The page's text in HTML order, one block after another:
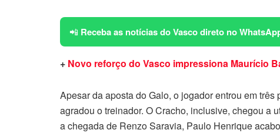
📲 Receba as notícias do Vasco direto no
+ Novo reforço do Vasco impressiona Maurício
Apesar da aposta do Galo, o jogador entrou em
agradou o treinador. O Cracho, inclusive, chegou a
a chegada de Renzo Saravia, Paulo Henrique